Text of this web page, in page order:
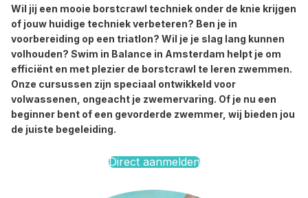
Wil jij een mooie borstcrawl techniek onder de knie krijgen
of jouw huidige techniek verbeteren? Ben je in
voorbereiding op een triatlon? Wil je je slag lang kunnen
volhouden? Swim in Balance in Amsterdam helpt je om
efficiënt en met plezier de borstcrawl te leren zwemmen.
Onze cursussen zijn speciaal ontwikkeld voor
volwassenen, ongeacht je zwemervaring. Of je nu een
beginner bent of een gevorderde zwemmer, wij bieden jou
de juiste begeleiding.
Direct aanmelden